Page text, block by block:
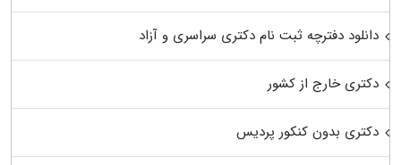
دانلود دفترچه ثبت نام دکتری سراسری و آزاد
دکتری خارج از کشور
دکتری بدون کنکور پردیس